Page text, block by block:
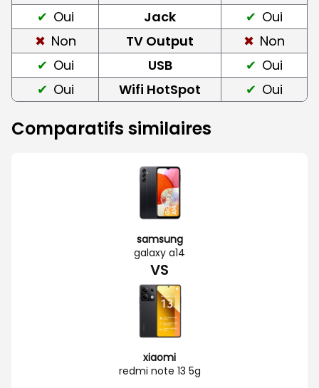
Oui
Jack
Oui
Non
TV Output
Non
Oui
USB
Oui
Oui
Wifi HotSpot Oui
Comparatifs similaires
samsung
galaxy a14
VS
xiaomi
redmi note 13 5g